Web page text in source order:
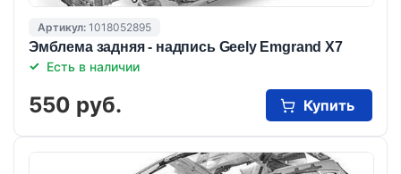
Артикул: 1018052895
Эмблема задняя - надпись Geely Emgrand X7
Есть в наличии
550 руб. Купить